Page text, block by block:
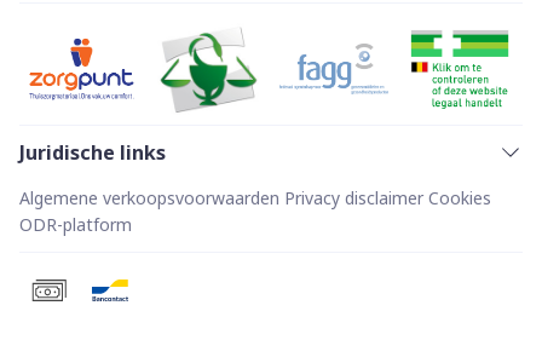
Juridische links
Algemene verkoopsvoorwaarden Privacy disclaimer Cookies
ODR-platform